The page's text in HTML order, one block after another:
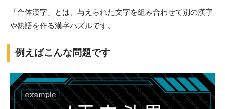
「合体漢字」とは、与えられた文字を組み合わせて別の漢字
や熟語を作る漢字パズルです。
例えばこんな問題です